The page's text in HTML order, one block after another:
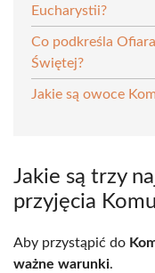
Eucharystii?
Co podkreśla
Świętej?
Jakie są owoce
Jakie są trzy
przyjęcia
Aby przystąpić do
ważne warunki.